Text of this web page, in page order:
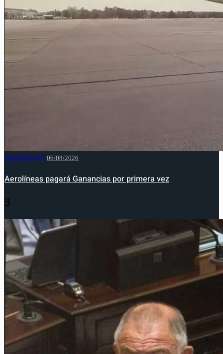
NACIONALES 06/08/2026
Aerolíneas pagará Ganancias por primera vez
3